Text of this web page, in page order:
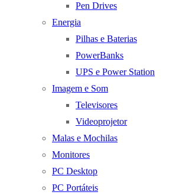
Pen Drives
Energia
Pilhas e Baterias
PowerBanks
UPS e Power Station
Imagem e Som
Televisores
Videoprojetor
Malas e Mochilas
Monitores
PC Desktop
PC Portáteis